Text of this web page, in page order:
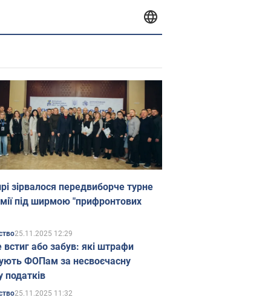
зірвалося передвиборче турне
під ширмою "прифронтових
25.11.2025 12:29
встиг або забув: які штрафи
ФОПам за несвоєчасну
податків
25.11.2025 11:32